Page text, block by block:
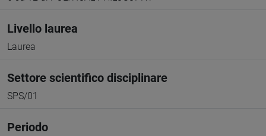
Livello laurea
Laurea
Settore scientifico disciplinare
SPS/01
Periodo